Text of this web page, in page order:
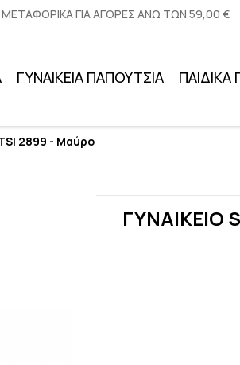
ΓΙΑ ΑΓΟΡΕΣ ΑΝΩ ΤΩΝ 59,00 €
ΓΥΝΑΙΚΕΙΑ ΠΑΠΟΥΤΣΙΑ ΠΑΙΔΙΚΑ
2899 - Μαύρο
ΓΥΝΑΙΚΕΙΟ